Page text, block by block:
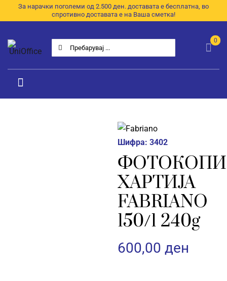
to
За нарачки поголеми од 2.500 ден. доставата е бесплатна, во
спротивно доставата е на Ваша сметка!
Search
for:
0
Toggle
Navigation
Шифра:3402
ХАРТИЈА
FABRIANO
150/1 240g
600,00ден